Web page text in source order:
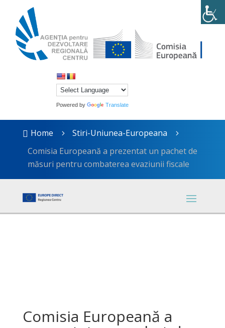
Powered by Translate
 Home 5 Stiri-Uniunea-Europeana 5
Comisia Europeană a prezentat un pachet de
măsuri pentru combaterea evaziunii fiscale
Comisia Europeană a